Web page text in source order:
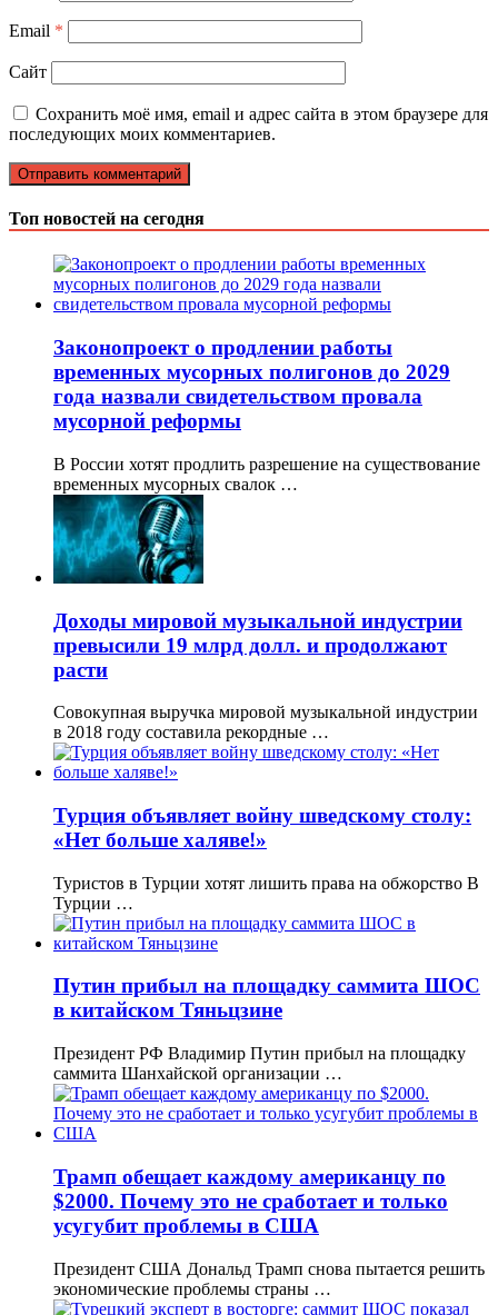
Email *
Сайт
Сохранить моё имя, email и адрес сайта в этом браузере для
последующих моих комментариев.
Топ новостей на сегодня
Законопроект о продлении работы
временных мусорных полигонов до 2029
года назвали свидетельством провала
мусорной реформы
В России хотят продлить разрешение на существование
временных мусорных свалок …
Доходы мировой музыкальной индустрии
превысили 19 млрд долл. и продолжают
расти
Совокупная выручка мировой музыкальной индустрии
в 2018 году составила рекордные …
Турция объявляет войну шведскому столу:
«Нет больше халяве!»
Туристов в Турции хотят лишить права на обжорство В
Турции …
Путин прибыл на площадку саммита ШОС
в китайском Тяньцзине
Президент РФ Владимир Путин прибыл на площадку
саммита Шанхайской организации …
Трамп обещает каждому американцу по
$2000. Почему это не сработает и только
усугубит проблемы в США
Президент США Дональд Трамп снова пытается решить
экономические проблемы страны …